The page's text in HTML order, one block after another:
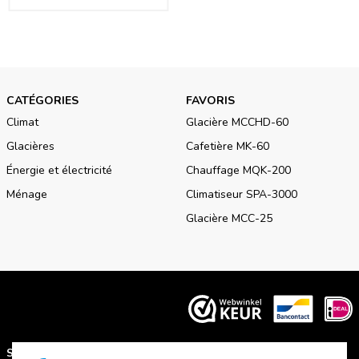
CATÉGORIES
Climat
Glacières
Énergie et électricité
Ménage
FAVORIS
Glacière MCCHD-60
Cafetière MK-60
Chauffage MQK-200
Climatiseur SPA-3000
Glacière MCC-25
SUPPORT